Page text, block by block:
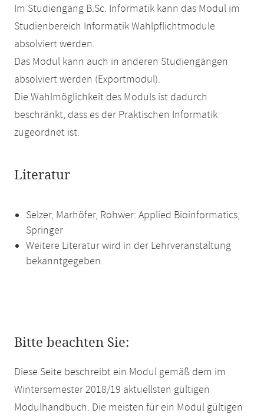
Im Studiengang B.Sc. Informatik kann das Modul im
Studienbereich Informatik Wahlpflichtmodule
absolviert werden.
Das Modul kann auch in anderen Studiengängen
absolviert werden (Exportmodul).
Die Wahlmöglichkeit des Moduls ist dadurch
beschränkt, dass es der Praktischen Informatik
zugeordnet ist.
Literatur
Selzer, Marhöfer, Rohwer: Applied Bioinformatics,
Springer
Weitere Literatur wird in der Lehrveranstaltung
bekanntgegeben.
Bitte beachten Sie:
Diese Seite beschreibt ein Modul gemäß dem im
Wintersemester 2018/19 aktuellsten gültigen
Modulhandbuch. Die meisten für ein Modul gültigen